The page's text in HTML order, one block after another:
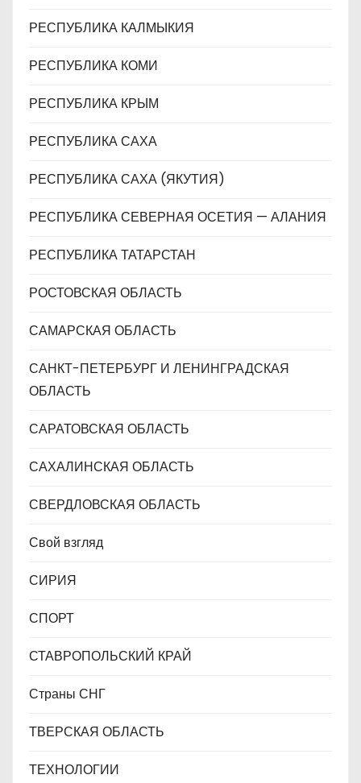
РЕСПУБЛИКА КАЛМЫКИЯ
РЕСПУБЛИКА КОМИ
РЕСПУБЛИКА КРЫМ
РЕСПУБЛИКА САХА
РЕСПУБЛИКА САХА (ЯКУТИЯ)
РЕСПУБЛИКА СЕВЕРНАЯ ОСЕТИЯ — АЛАНИЯ
РЕСПУБЛИКА ТАТАРСТАН
РОСТОВСКАЯ ОБЛАСТЬ
САМАРСКАЯ ОБЛАСТЬ
САНКТ-ПЕТЕРБУРГ И ЛЕНИНГРАДСКАЯ
ОБЛАСТЬ
САРАТОВСКАЯ ОБЛАСТЬ
САХАЛИНСКАЯ ОБЛАСТЬ
СВЕРДЛОВСКАЯ ОБЛАСТЬ
Свой взгляд
СИРИЯ
СПОРТ
СТАВРОПОЛЬСКИЙ КРАЙ
Страны СНГ
ТВЕРСКАЯ ОБЛАСТЬ
ТЕХНОЛОГИИ